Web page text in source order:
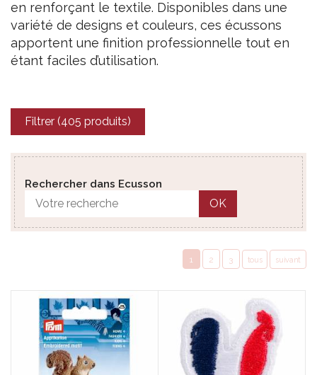
en renforçant le textile. Disponibles dans une
variété de designs et couleurs, ces écussons
apportent une finition professionnelle tout en
étant faciles d’utilisation.
Filtrer (405 produits)
Rechercher dans Ecusson
OK
1 2 3 tous suivant